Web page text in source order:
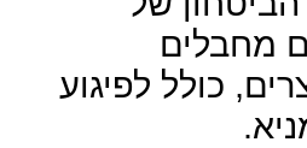
מחבלים
כולל לפיגוע